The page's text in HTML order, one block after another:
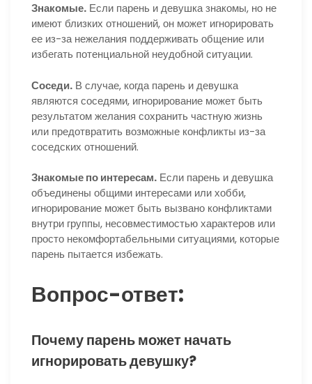
Знакомые. Если парень и девушка знакомы, но не
имеют близких отношений, он может игнорировать
ее из-за нежелания поддерживать общение или
избегать потенциальной неудобной ситуации.
Соседи. В случае, когда парень и девушка
являются соседями, игнорирование может быть
результатом желания сохранить частную жизнь
или предотвратить возможные конфликты из-за
соседских отношений.
Знакомые по интересам. Если парень и девушка
объединены общими интересами или хобби,
игнорирование может быть вызвано конфликтами
внутри группы, несовместимостью характеров или
просто некомфортабельными ситуациями, которые
парень пытается избежать.
Вопрос-ответ:
Почему парень может начать
игнорировать девушку?